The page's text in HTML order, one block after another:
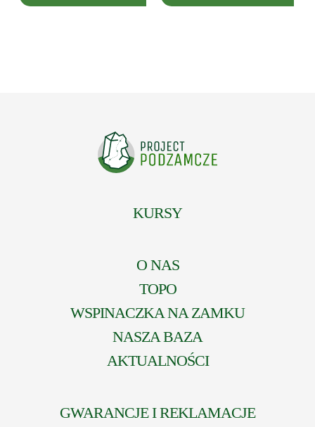
KURSY
O NAS
TOPO
WSPINACZKA NA ZAMKU
NASZA BAZA
AKTUALNOŚCI
GWARANCJE I REKLAMACJE